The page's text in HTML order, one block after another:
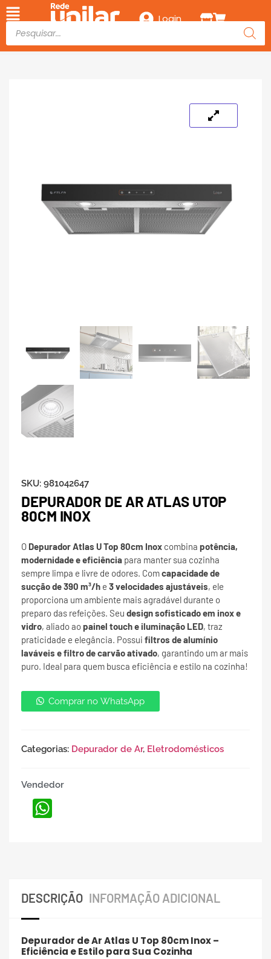
Login
SKU: 981042647
DEPURADOR DE AR ATLAS UTOP
80CM INOX
O Depurador Atlas U Top 80cm Inox combina potência,
modernidade e eficiência para manter sua cozinha
sempre limpa e livre de odores. Comcapacidade de
sucção de 390 m³/h e 3 velocidades ajustáveis, ele
proporciona um ambiente mais agradável durante o
preparo das refeições. Seu design sofisticado em inox e
vidro, aliado aopainel touch e iluminação LED, traz
praticidade e elegância. Possui filtros de alumínio
laváveis e filtro de carvão ativado, garantindo um ar mais
puro. Ideal para quem busca eficiência e estilo na cozinha!
Comprar no WhatsApp
Categorias: Depurador de Ar, Eletrodomésticos
Vendedor
DESCRIÇÃO INFORMAÇÃO ADICIONAL
Depurador de Ar Atlas U Top 80cm Inox –
Eficiência e Estilo para Sua Cozinha